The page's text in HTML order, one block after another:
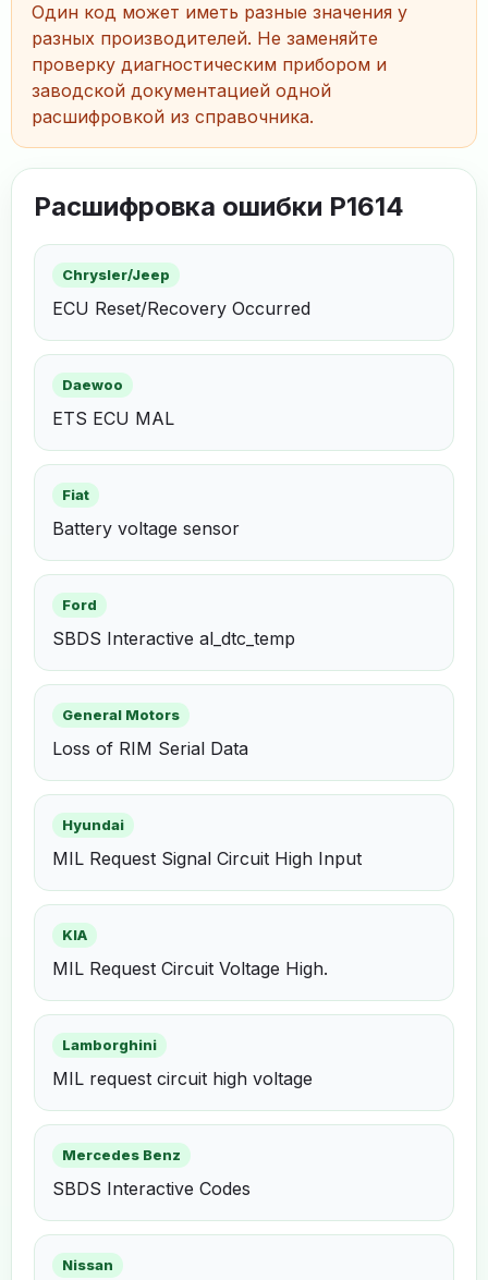
Один код может иметь разные значения у
разных производителей. Не заменяйте
проверку диагностическим прибором и
заводской документацией одной
расшифровкой из справочника.
Расшифровка ошибки P1614
Chrysler/Jeep
ECU Reset/Recovery Occurred
Daewoo
ETS ECU MAL
Fiat
Battery voltage sensor
Ford
SBDS Interactive al_dtc_temp
General Motors
Loss of RIM Serial Data
Hyundai
MIL Request Signal Circuit High Input
KIA
MIL Request Circuit Voltage High.
Lamborghini
MIL request circuit high voltage
Mercedes Benz
SBDS Interactive Codes
Nissan